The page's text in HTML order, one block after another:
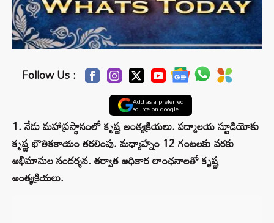
Follow Us :
Add as a preferred
source on google
1. నేడు మహాప్రస్థానంలో కృష్ణ అంత్యక్రియలు. పద్మాలయ స్టూడియోకు
కృష్ణ భౌతికకాయం తరలింపు. మధ్యాహ్నం 12 గంటలకు వరకు
అభిమానుల సందర్శన. తర్వాత అధికార లాంఛనాలతో కృష్ణ
అంత్యక్రియలు.